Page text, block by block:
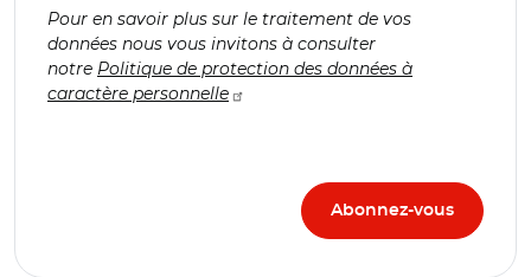
Pour en savoir plus sur le traitement de vos
données nous vous invitons à consulter
notre Politique de protection des données à
caractère personnelle